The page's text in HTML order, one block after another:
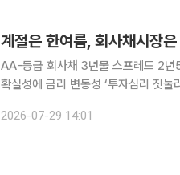
계절은 한여름, 회사채시장
AA-등급 회사채 3년물 스프레드 2년
확실성에 금리 변동성 ‘투자심리 짓눌러’ 채권시장이 이번주 들어 그간 약세를 되돌림하는 분
월 만에 최고 수준까지 벌어졌고, 발
2026-07-29 14:01